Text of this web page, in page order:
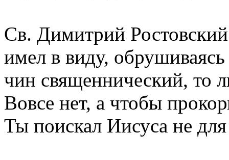
Св. Димитрий
имел в виду,
чин священнический, то
Вовсе нет, а чтобы
Ты поискал Иисуса не